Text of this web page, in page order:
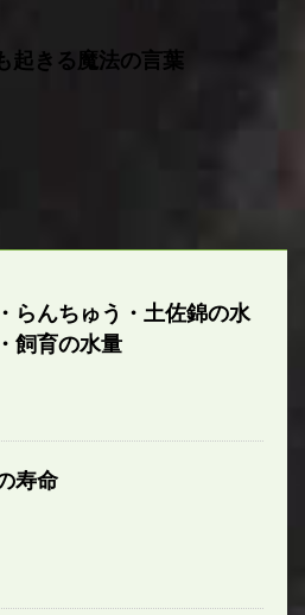
起きる魔法の言葉
らんちゅう・土佐錦の水
飼育の水量
寿命